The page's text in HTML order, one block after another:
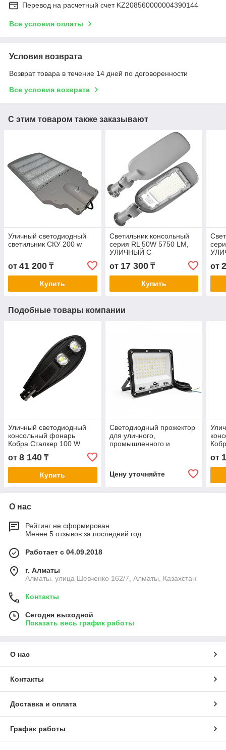
Перевод на расчетный счет KZ208560000004390144
Все условия оплаты
Условия возврата
Возврат товара в течение 14 дней по договоренности
Все условия возврата
С этим товаром также заказывают
Уличный светодиодный
светильник СКУ 200 w
от 41 200 ₸
Купить
Светильник консольный
серия RL 50W 5750 LM,
УЛИЧНЫЙ С
КРЕПЛЕНИЕМ, НА ТРУБУ
И НА СТЕНУ. МЕНЯЕТ
УГОЛ НАКЛОНА.
от 17 300₸
Купить
И
от
Подобные товары компании
Уличный светодиодный
консольный фонарь
Кобра Сталкер 100 W
от 8 140 ₸
Купить
Светодиодный прожектор
для уличного,
промышленного и
Цену уточняйте
от
О нас
Рейтинг не сформирован
Менее 5 отзывов за последний год
Работает с 04.09.2018
г. Алматы
Алматы. улица Шевченко 162/7, Алматы, Казахстан
Контакты
Сегодня выходной
Показать весь график работы
О нас
Контакты
Доставка и оплата
График работы